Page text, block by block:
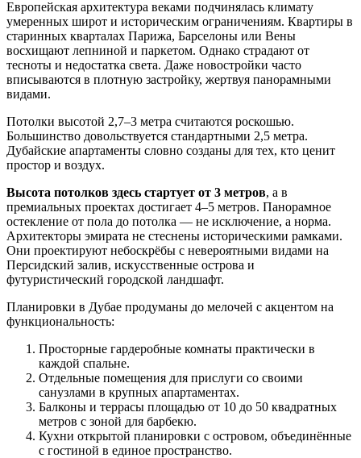
Европейская архитектура веками подчинялась климату
умеренных широт и историческим ограничениям. Квартиры в
старинных кварталах Парижа, Барселоны или Вены
восхищают лепниной и паркетом. Однако страдают от
тесноты и недостатка света. Даже новостройки часто
вписываются в плотную застройку, жертвуя панорамными
видами.
Потолки высотой 2,7–3 метра считаются роскошью.
Большинство довольствуется стандартными 2,5 метра.
Дубайские апартаменты словно созданы для тех, кто ценит
простор и воздух.
Высота потолков здесь стартует от 3 метров, а в
премиальных проектах достигает 4–5 метров. Панорамное
остекление от пола до потолка — не исключение, а норма.
Архитекторы эмирата не стеснены историческими рамками.
Они проектируют небоскрёбы с невероятными видами на
Персидский залив, искусственные острова и
футуристический городской ландшафт.
Планировки в Дубае продуманы до мелочей с акцентом на
функциональность:
Просторные гардеробные комнаты практически в
каждой спальне.
Отдельные помещения для прислуги со своими
санузлами в крупных апартаментах.
Балконы и террасы площадью от 10 до 50 квадратных
метров с зоной для барбекю.
Кухни открытой планировки с островом, объединённые
с гостиной в единое пространство.